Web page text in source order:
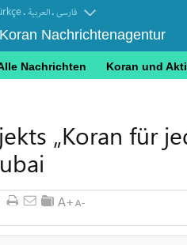
. العربیة.فارسی
Nachrichtenagentur
Nachrichten Koran und
„Koran für